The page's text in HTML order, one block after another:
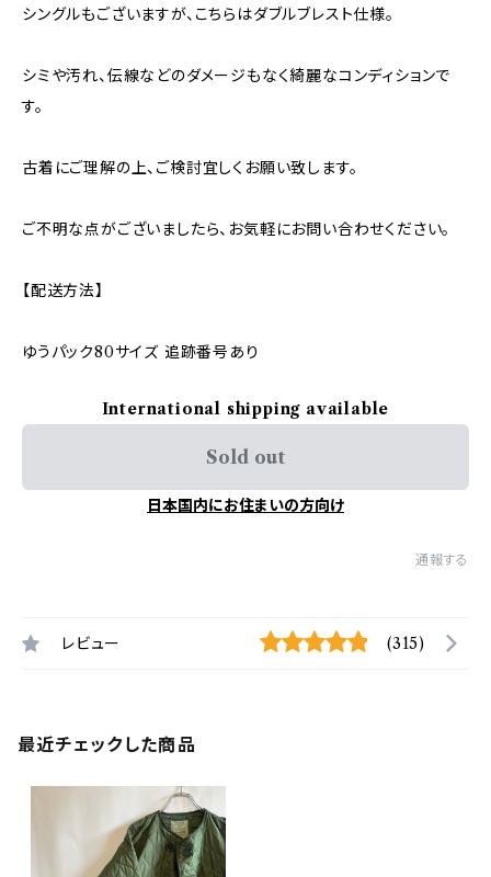
シングルもございますが、こちらはダブルブレスト仕様。
シミや汚れ、伝線などのダメージもなく綺麗なコンディションで
す。
古着にご理解の上、ご検討宜しくお願い致します。
ご不明な点がございましたら、お気軽にお問い合わせください。
【配送方法】
ゆうパック80サイズ 追跡番号あり
International shipping available
Sold out
日本国内にお住まいの方向け
通報する
レビュー (315)
最近チェックした商品